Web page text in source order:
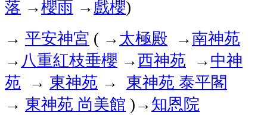
落 →櫻雨 → 戲櫻)
→ 平安神宮 ( → 太極殿 →南神苑
→ 八重紅枝垂櫻 →西神苑 → 中神
苑 → 東神苑 → 東神苑 泰平閣
→ 東神苑 尚美館 )→ 知恩院